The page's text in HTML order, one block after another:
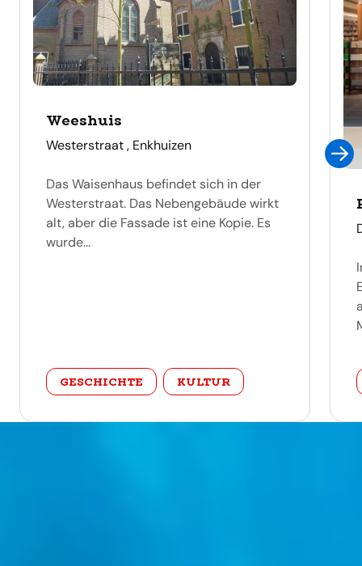
Weeshuis
adres
Westerstraat , Enkhuizen
Das Waisenhaus befindet sich in der
Westerstraat. Das Nebengebäude wirkt
alt, aber die Fassade ist eine Kopie. Es
wurde...
categorie
GESCHICHTE KULTUR